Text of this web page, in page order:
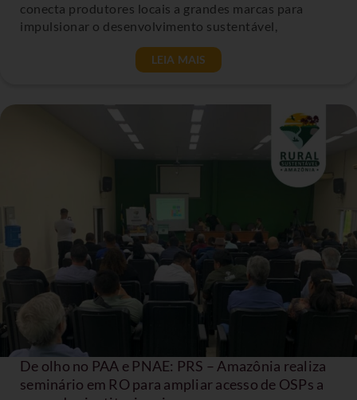
conecta produtores locais a grandes marcas para
impulsionar o desenvolvimento sustentável,
LEIA MAIS
De olho no PAA e PNAE: PRS – Amazônia realiza
seminário em RO para ampliar acesso de OSPs a